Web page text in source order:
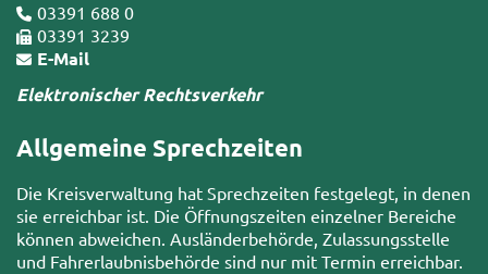
03391 688 0
03391 3239
E-Mail
Elektronischer Rechtsverkehr
Allgemeine Sprechzeiten
Die Kreisverwaltung hat Sprechzeiten festgelegt, in denen
sie erreichbar ist. Die Öffnungszeiten einzelner Bereiche
können abweichen. Ausländerbehörde, Zulassungsstelle
und Fahrerlaubnisbehörde sind nur mit Termin erreichbar.